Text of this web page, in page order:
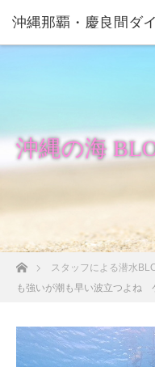
沖縄那覇・慶良間ダ
沖縄の海
ホームスタッフによる潜水
も強いが潮も早い波立つよね